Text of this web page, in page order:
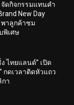
จัดกิจกรรมแทนคำ
New Day
พาลูกค้าชม
พิเศษ
ไทยแลนด์” เปิด
กดเวลาติดหัวแถว
กา